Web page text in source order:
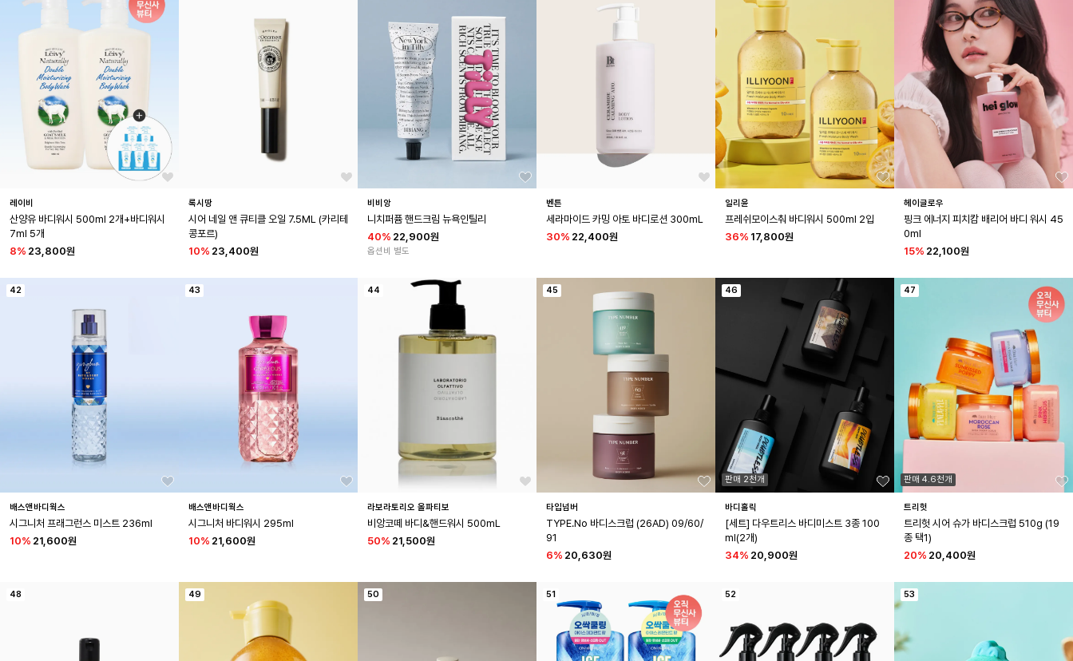
레이비
산양유 바디워시 500ml 2개+바디워시
7ml 5개
8% 23,800원
록시땅
시어 네일 앤 큐티클 오일 7.5ML (카리테
콩포르)
10% 23,400원
비비앙
니치퍼퓸 핸드크림 뉴욕인틸리
40% 22,900원
옵션비 별도
벤튼
세라마이드 카밍 아토 바디로션 300mL
30% 22,400원
일리윤
프레쉬모이스춰 바디워시 500ml 2입
36% 17,800원
헤이글로우
핑크 에너지 피치캄 배리어 바디 워시 45
0ml
15% 22,100원
42
배스앤바디웍스
시그니처 프래그런스 미스트 236ml
10% 21,600원
43
배스앤바디웍스
시그니처 바디워시 295ml
10% 21,600원
44
라보라토리오 올파티보
비앙코떼 바디&핸드워시 500mL
50% 21,500원
45
타입넘버
TYPE.No 바디스크럽 (26AD) 09/60/
91
6% 20,630원
46
판매 2천개
바디홀릭
[세트] 다우트리스 바디미스트 3종 100
ml(2개)
34% 20,900원
47
판매 4.6천개
트리헛
트리헛 시어 슈가 바디스크럽 510g (19
종 택1)
20% 20,400원
48 49 50 51 52 53